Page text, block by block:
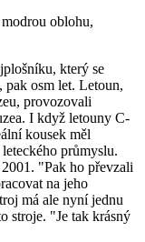
který se
pak osm let. Letoun,
provozovali
I když letouny C-
kousek měl
průmyslu.
Pak ho převzali
na jeho
má ale nyní jednu
stroje.
Je tak krásný